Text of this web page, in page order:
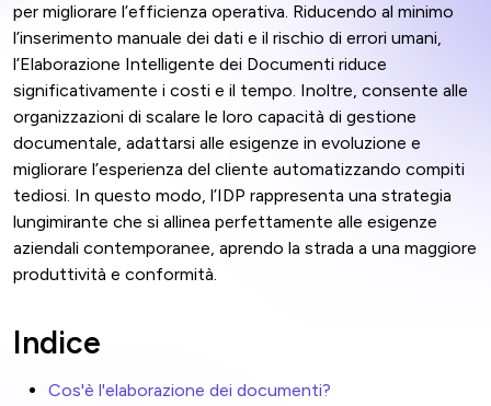
per migliorare l’efficienza operativa. Riducendo al minimo
l’inserimento manuale dei dati e il rischio di errori umani,
l’Elaborazione Intelligente dei Documenti riduce
significativamente i costi e il tempo. Inoltre, consente alle
organizzazioni di scalare le loro capacità di gestione
documentale, adattarsi alle esigenze in evoluzione e
migliorare l’esperienza del cliente automatizzando compiti
tediosi. In questo modo, l’IDP rappresenta una strategia
lungimirante che si allinea perfettamente alle esigenze
aziendali contemporanee, aprendo la strada a una maggiore
produttività e conformità.
Indice
Cos'è l'elaborazione dei documenti?